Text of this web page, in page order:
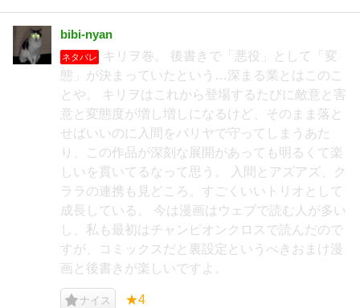
bibi‐nyan
ネタバレ
キリヲ巻。 後書きで「悪役」として「変
態」が決まっていたという…深まる業とはこのこ
とや。 キリヲはこれから登場するたびに敵意と害
意と変態度が増し増しになるけど、そのまま落と
せばいいのに入間をバリヤで守ってしまうあた
り、この作品が深刻な展開があっても明るくて楽
しいを貫いてるなって思う。 入間とアズアズ、ク
ララの連携も見どころ。すごくいいトリオとして
成長している。 今は漫画はウェブで読む人が多い
し、私も最初はチャンピオンクロスで読んだので
すが、コミックスだと裏設定というべきおまけ漫
画と後書きが楽しいですよ。
ナイス ★4